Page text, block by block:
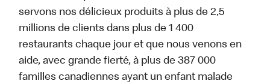
servons nos délicieux produits à plus de 2,5
millions de clients dans plus de 1 400
restaurants chaque jour et que nous venons en
aide, avec grande fierté, à plus de 387 000
familles canadiennes ayant un enfant malade